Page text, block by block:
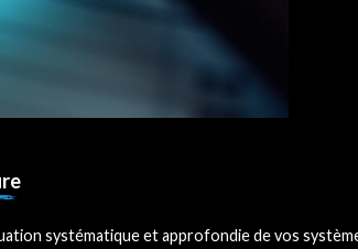
systématique et approfondie de vos